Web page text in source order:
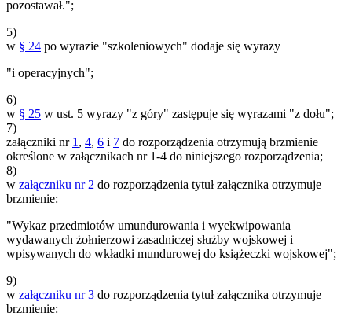
pozostawał.";
5)
w § 24 po wyrazie "szkoleniowych" dodaje się wyrazy
"i operacyjnych";
6)
w § 25 w ust. 5 wyrazy "z góry" zastępuje się wyrazami "z dołu";
7)
załączniki nr 1 , 4, 6 i 7 do rozporządzenia otrzymują brzmienie
określone w załącznikach nr 1-4 do niniejszego rozporządzenia;
8)
w załączniku nr 2 do rozporządzenia tytuł załącznika otrzymuje
brzmienie:
"Wykaz przedmiotów umundurowania i wyekwipowania
wydawanych żołnierzowi zasadniczej służby wojskowej i
wpisywanych do wkładki mundurowej do książeczki wojskowej";
9)
w załączniku nr 3 do rozporządzenia tytuł załącznika otrzymuje
brzmienie: